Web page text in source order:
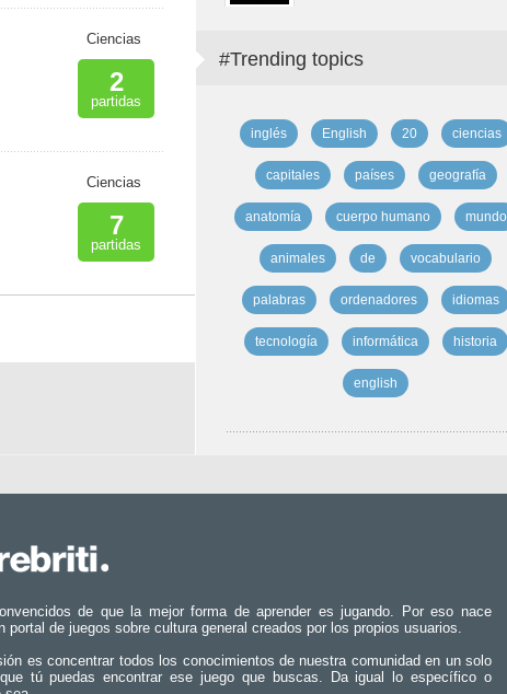
Ciencias
2
partidas
Ciencias
7
partidas
#Trending topics
inglés English 20 ciencias
capitales países geografía
anatomía cuerpo humano mundo
animales de vocabulario
palabras ordenadores idiomas
tecnología informática historia
english
de que la mejor forma de aprender es jugando. Por eso nace
portal de juegos sobre cultura general creados por los propios usuarios.
es concentrar todos los conocimientos de nuestra comunidad en un solo
tú puedas encontrar ese juego que buscas. Da igual lo específico o